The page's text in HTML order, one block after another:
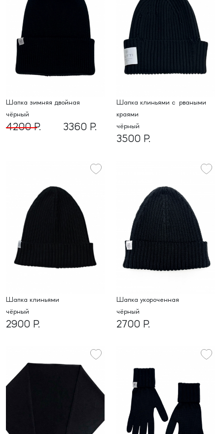
шапка зимняя двойная
чёрный
4200 Р. 3360 Р.
Шапка клиньями c рваными
краями
чёрный
3500 Р.
шапка клиньями
чёрный
2900 Р.
Шапка укороченная
чёрный
2700 Р.